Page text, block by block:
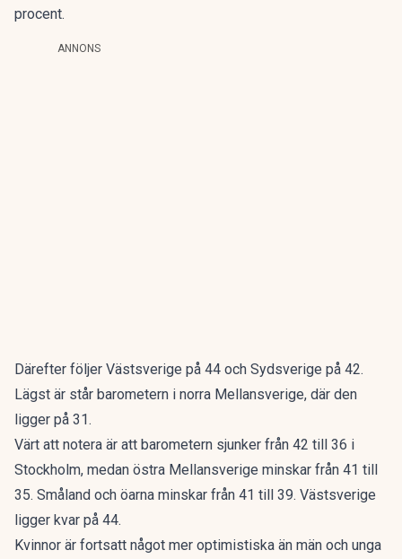
procent.
ANNONS
Därefter följer Västsverige på 44 och Sydsverige på 42.
Lägst är står barometern i norra Mellansverige, där den
ligger på 31.
Värt att notera är att barometern sjunker från 42 till 36 i
Stockholm, medan östra Mellansverige minskar från 41 till
35. Småland och öarna minskar från 41 till 39. Västsverige
ligger kvar på 44.
Kvinnor är fortsatt något mer optimistiska än män och unga